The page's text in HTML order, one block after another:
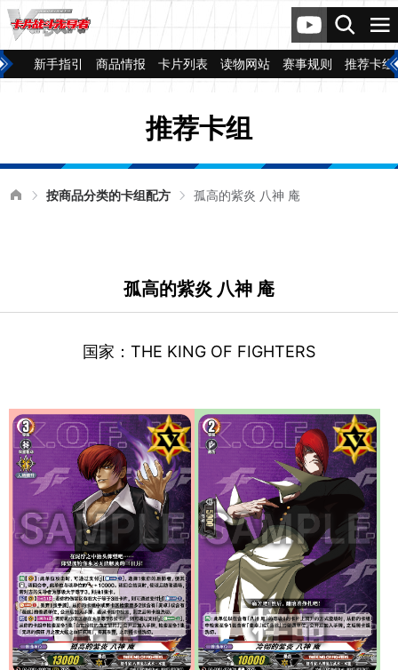
新手指引 商品情报 卡片列表 读物网站 赛事规则 推荐卡组
推荐卡组
按商品分类的卡组配方 孤高的紫炎 八神 庵
孤高的紫炎 八神 庵
国家：THE KING OF FIGHTERS